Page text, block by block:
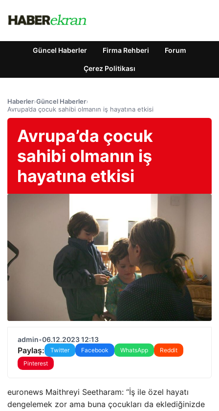
Güncel Haberler Firma Rehberi Forum
Çerez Politikası
Haberler›Güncel Haberler›
Avrupa’da çocuk sahibi olmanın iş hayatına etkisi
Avrupa’da çocuk
sahibi olmanın iş
hayatına etkisi
admin•06.12.2023 12:13
Paylaş: Twitter Facebook WhatsApp
Reddit
Pinterest
euronews Maithreyi Seetharam: “İş ile özel hayatı
dengelemek zor ama buna çocukları da eklediğinizde